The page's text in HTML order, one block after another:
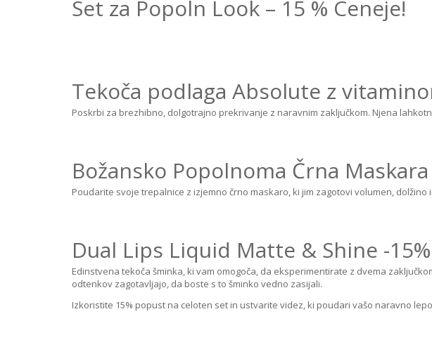
Set za Popoln Look – 15 % Ceneje!
Tekoča podlaga Absolute z
Poskrbi za brezhibno, dolgotrajno prekrivanje z naravnim zaključkom. Njena
Božansko Popolnoma Črna Maskara
Poudarite svoje trepalnice z izjemno črno maskaro, ki jim zagotovi volumen,
Dual Lips Liquid Matte & Shine -15%
Edinstvena tekoča šminka, ki vam omogoča, da eksperimentirate z dvema
odtenkov zagotavljajo, da boste s to šminko vedno zasijali.
Izkoristite 15% popust na celoten set in ustvarite videz, ki poudari vašo naravno